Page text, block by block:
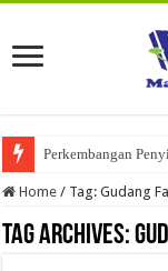
Perkembangan
Home / Tag:Gudang
Tag Archives: